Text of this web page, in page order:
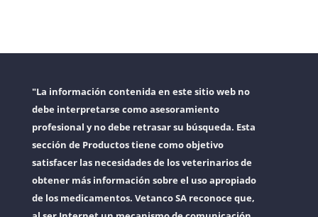
"La información contenida en este sitio web no
debe interpretarse como asesoramiento
profesional y no debe retrasar su búsqueda. Esta
sección de Productos tiene como objetivo
satisfacer las necesidades de los veterinarios de
obtener más información sobre el uso apropiado
de los medicamentos. Vetanco SA reconoce que,